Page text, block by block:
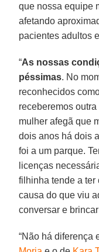
que nossa equipe
afetando
pacientes adultos
“As nossas
péssimas. No
reconhecidos
receberemos outra
mulher afegã que
dois anos há dois
foi a um parque.
licenças
filhinha tende a ter
causa do que viu
conversar e
“Não há diferença